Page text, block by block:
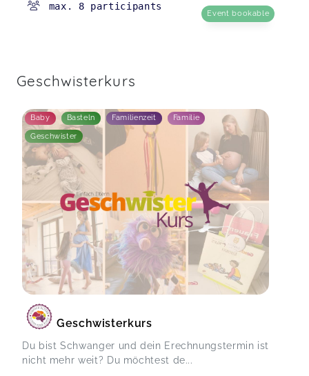
max. 8 participants
Event bookable
Geschwisterkurs
Baby Basteln Familienzeit Familie
Geschwister
Geschwisterkurs
Du bist Schwanger und dein Erechnungstermin ist
nicht mehr weit? Du möchtest de...